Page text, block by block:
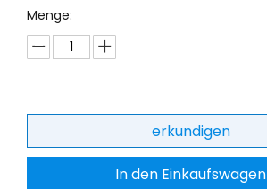
Menge:
erkundigen
In den Einkaufswagen